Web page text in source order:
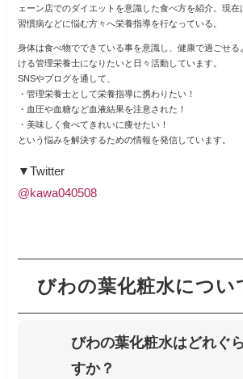
ェーン店でのダイエットを意識した食べ方を紹介。現
習慣病などに悩む方々へ栄養指導を行なっている。
身体は食べ物でできている事を意識し、健康で過ごせ
ける管理栄養士になりたいと日々活動しています。
SNSやブログを通して、
・管理栄養士として栄養指導に携わりたい！
・血圧や血糖など血液結果を注意された！
・美味しく食べてきれいに痩せたい！
という悩みを解決するための情報を発信しています。
▼Twitter
@kawa040508
びわの葉化粧水につい
びわの葉化粧水はどれぐ
すか？